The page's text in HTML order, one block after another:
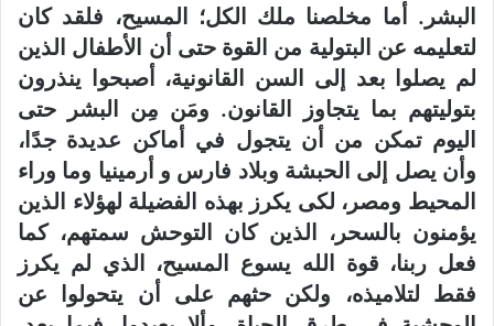
البشر. أما مخلصنا ملك الكل؛ المسيح، فلقد كان
لتعليمه عن البتولية من القوة حتى أن الأطفال الذين
لم يصلوا بعد إلى السن القانونية، أصبحوا ينذرون
بتوليتهم بما يتجاوز القانون. ومَن مِن البشر حتى
اليوم تمكن من أن يتجول في أماكن عديدة جدًا،
وأن يصل إلى الحبشة وبلاد فارس و أرمينيا وما وراء
المحيط ومصر، لكى يكرز بهذه الفضيلة لهؤلاء الذين
يؤمنون بالسحر، الذين كان التوحش سمتهم، كما
فعل ربنا، قوة الله يسوع المسيح، الذي لم يكرز
فقط لتلاميذه، ولكن حثهم على أن يتحولوا عن